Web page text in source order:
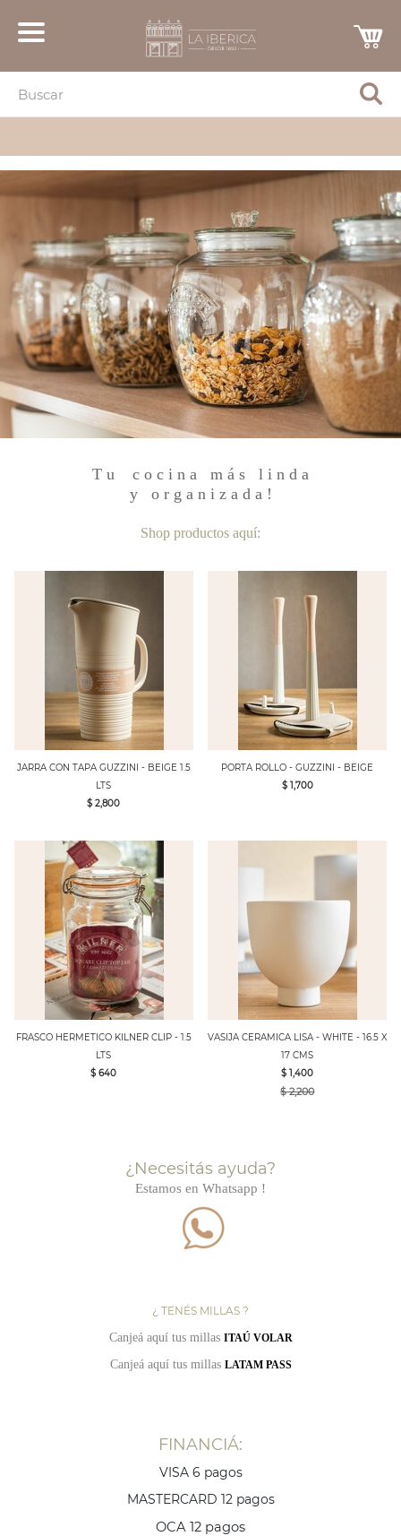
T u c o c i n a m á s
l i n d a
y o r g a n i z a d a!
Shop productos aquí:
JARRA CON TAPA GUZZINI - BEIGE 1.5
LTS
$ 2,800
PORTA ROLLO - GUZZINI - BEIGE
$ 1,700
FRASCO HERMETICO KILNER CLIP - 1.5
LTS
$ 640
VASIJA CERAMICA LISA - WHITE - 16.5 X
17 CMS
$ 1,400
$ 2,200
¿Necesitás ayuda?
Estamos en Whatsapp !
¿ TENÉS MILLAS ?
Canjeá aquí tus millas ITAÚ VOLAR
Canjeá aquí tus millas LATAM PASS
FINANCIÁ:
VISA 6 pagos
MASTERCARD 12 pagos
OCA 12 pagos